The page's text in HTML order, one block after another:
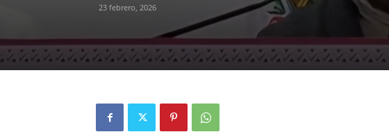
23 febrero, 2026